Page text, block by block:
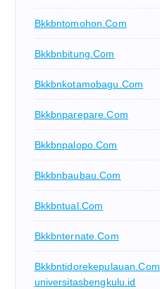
Bkkbntomohon.com
Bkkbnbitung.com
Bkkbnkotamobagu.com
Bkkbnparepare.com
Bkkbnpalopo.com
Bkkbnbaubau.com
Bkkbntual.com
Bkkbnternate.com
Bkkbntidorekepulauan.com
universitasbengkulu.id